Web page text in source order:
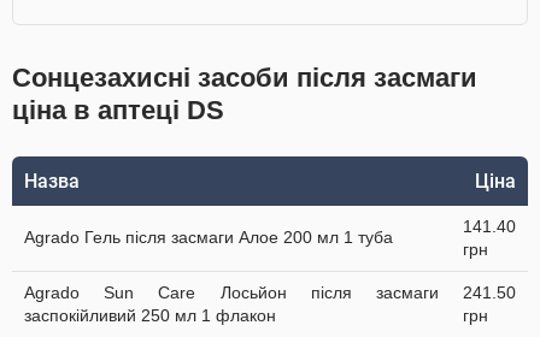
Сонцезахисні засоби після засмаги
ціна в аптеці DS
Назва Ціна
Agrado Гель після засмаги Алое 200 мл 1 туба
141.40
грн
Agrado Sun Care Лосьйон після засмаги
заспокійливий 250 мл 1 флакон
241.50
грн